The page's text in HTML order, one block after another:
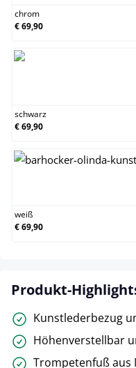
chrom
€ 69,90
schwarz
€ 69,90
weiß
€ 69,90
Produkt-
Kunstlederbezug
Höhenverstellbar
Trompetenfuß aus